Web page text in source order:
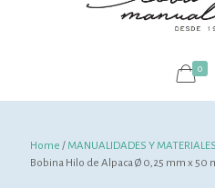
0
Home /MANUALIDADES Y MATERIALES
Bobina Hilo de Alpaca Ø 0,25 mm x 50